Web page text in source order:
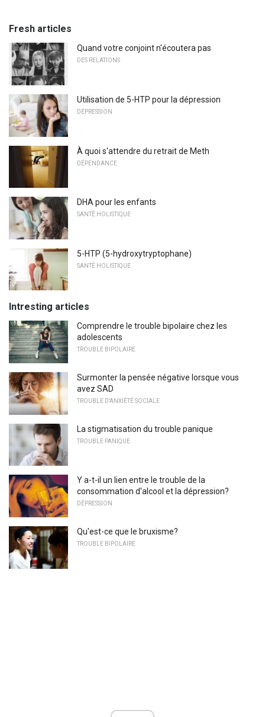
Fresh articles
Quand votre conjoint n'écoutera pas
DES RELATIONS
Utilisation de 5-HTP pour la dépression
DÉPRESSION
À quoi s'attendre du retrait de Meth
DÉPENDANCE
DHA pour les enfants
SANTÉ HOLISTIQUE
5-HTP (5-hydroxytryptophane)
SANTÉ HOLISTIQUE
Intresting articles
Comprendre le trouble bipolaire chez les
adolescents
TROUBLE BIPOLAIRE
Surmonter la pensée négative lorsque vous
avez SAD
TROUBLE D'ANXIÉTÉ SOCIALE
La stigmatisation du trouble panique
TROUBLE PANIQUE
Y a-t-il un lien entre le trouble de la
consommation d'alcool et la dépression?
DÉPRESSION
Qu'est-ce que le bruxisme?
TROUBLE BIPOLAIRE